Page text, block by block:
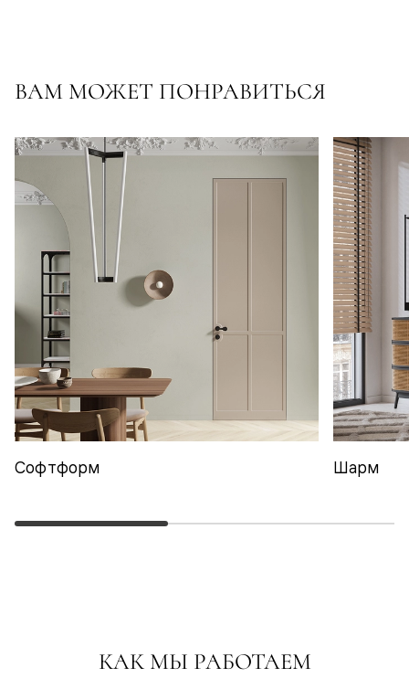
ВАМ МОЖЕТ ПОНРАВИТЬСЯ
Софтформ Шарм
КАК МЫ РАБОТАЕМ